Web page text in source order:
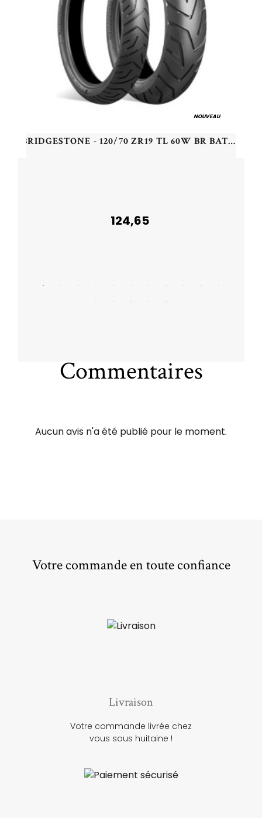
NOUVEAU
BRIDGESTONE - 120/70 ZR19 TL 60W BR BATTLAX ADVENT. A41 F - 1207019 -
124,65
Commentaires
Aucun avis n'a été publié pour le moment.
Votre commande en toute confiance
Livraison
Votre commande livrée chez
vous sous huitaine !